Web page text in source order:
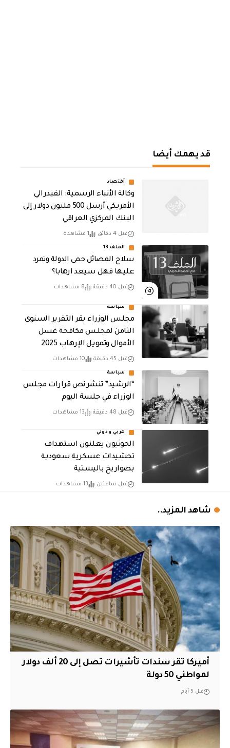
قد يهمك أيضا
أقتصاد
وكالة الأنباء الرسمية: الفيدرالي
الأمريكي أرسل 500 مليون دولار إلى
البنك المركزي العراقي
قبل 4 دقائق 1 مشاهدة
الملف 13
سلاح الفصائل حمى الدولة وتمرد
عليها فهل سيعد ارهابا؟
قبل 40 دقيقة 8 مشاهدات
سياسة
مجلس الوزراء يقر التقرير السنوي
الثامن لمجلـس مكافحة غسل
الأموال وتمويـل الإرهـاب 2025
قبل 45 دقيقة 10 مشاهدات
سياسة
“الرشيد” تنشر نص قرارات مجلس
الوزراء في جلسة اليوم
قبل 48 دقيقة 13 مشاهدات
عربي ودولي
الحوثيون يعلنون استهداف
تحشيدات عسكرية سعودية
بصواريخ باليستية
قبل ساعتين 13 مشاهدات
شاهد المزيد..
أميركا تقر سندات تأشيرات تصل إلى 20 ألف دولار
لمواطني 50 دولة
قبل 5 أيام